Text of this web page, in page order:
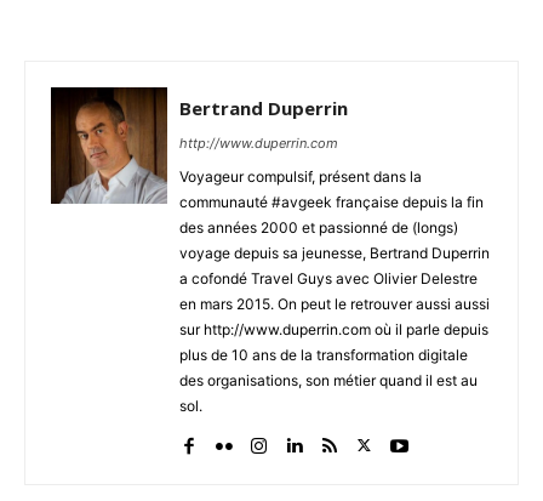
Bertrand Duperrin
http://www.duperrin.com
Voyageur compulsif, présent dans la
communauté #avgeek française depuis la fin
des années 2000 et passionné de (longs)
voyage depuis sa jeunesse, Bertrand Duperrin
a cofondé Travel Guys avec Olivier Delestre
en mars 2015. On peut le retrouver aussi aussi
sur http://www.duperrin.com où il parle depuis
plus de 10 ans de la transformation digitale
des organisations, son métier quand il est au
sol.